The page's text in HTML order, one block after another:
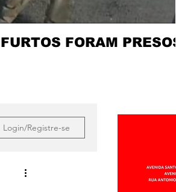
FORAM PRESOS
Login/Registre-se